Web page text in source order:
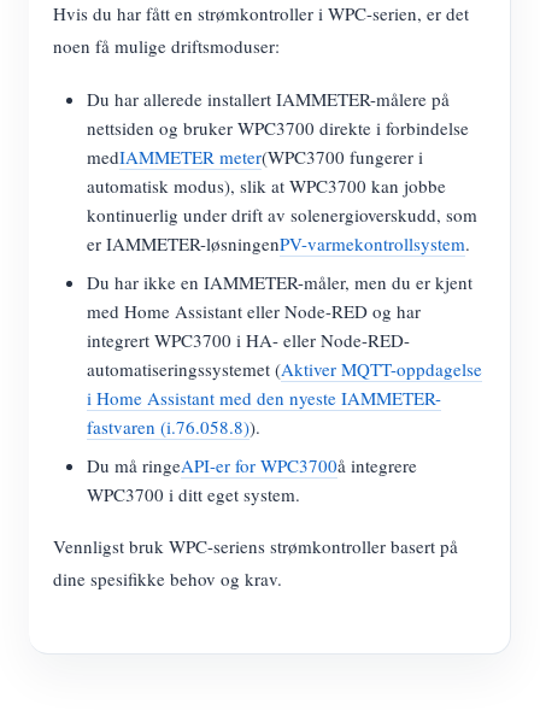
Hvis du har fått en strømkontroller i WPC-serien, er det
noen få mulige driftsmoduser:
Du har allerede installert IAMMETER-målere på
nettsiden og bruker WPC3700 direkte i forbindelse
medIAMMETER meter(WPC3700 fungerer i
automatisk modus), slik at WPC3700 kan jobbe
kontinuerlig under drift av solenergioverskudd, som
er IAMMETER-løsningenPV-varmekontrollsystem.
Du har ikke en IAMMETER-måler, men du er kjent
med Home Assistant eller Node-RED og har
integrert WPC3700 i HA- eller Node-RED-
automatiseringssystemet (Aktiver MQTT-oppdagelse
i Home Assistant med den nyeste IAMMETER-
fastvaren (i.76.058.8)).
Du må ringeAPI-er for WPC3700å integrere
WPC3700 i ditt eget system.
Vennligst bruk WPC-seriens strømkontroller basert på
dine spesifikke behov og krav.